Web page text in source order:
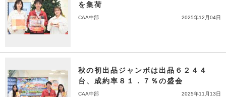
を集荷
CAA中部 2025年12月04日
秋の初出品ジャンボは出品６２４４
台、成約率８１．７％の盛会
CAA中部 2025年11月13日